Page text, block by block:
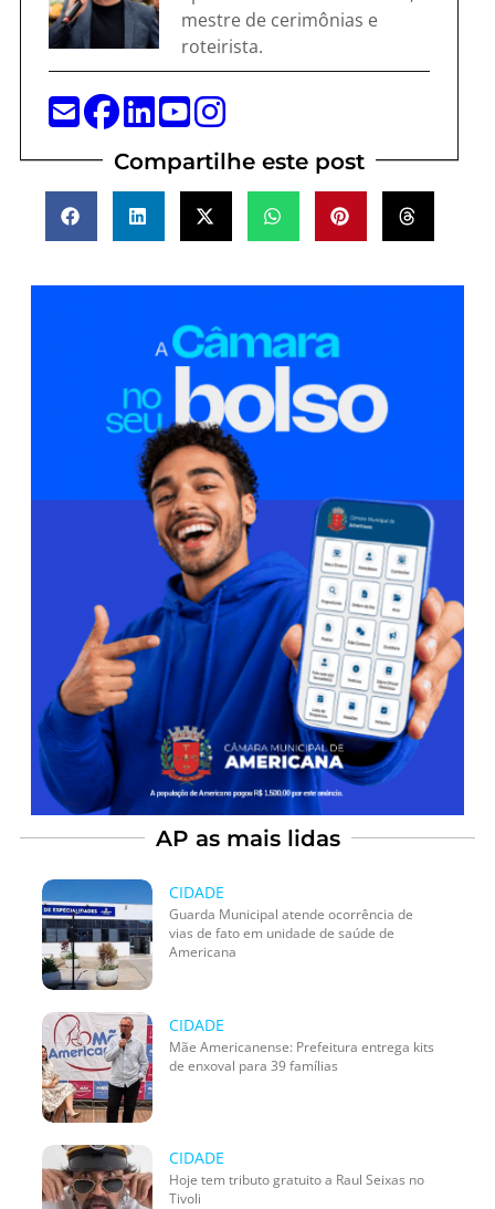
mestre de cerimônias e
roteirista.
Compartilhe este post
AP as mais lidas
CIDADE
Guarda Municipal atende ocorrência de
vias de fato em unidade de saúde de
Americana
CIDADE
Mãe Americanense: Prefeitura entrega kits
de enxoval para 39 famílias
CIDADE
Hoje tem tributo gratuito a Raul Seixas no
Tivoli